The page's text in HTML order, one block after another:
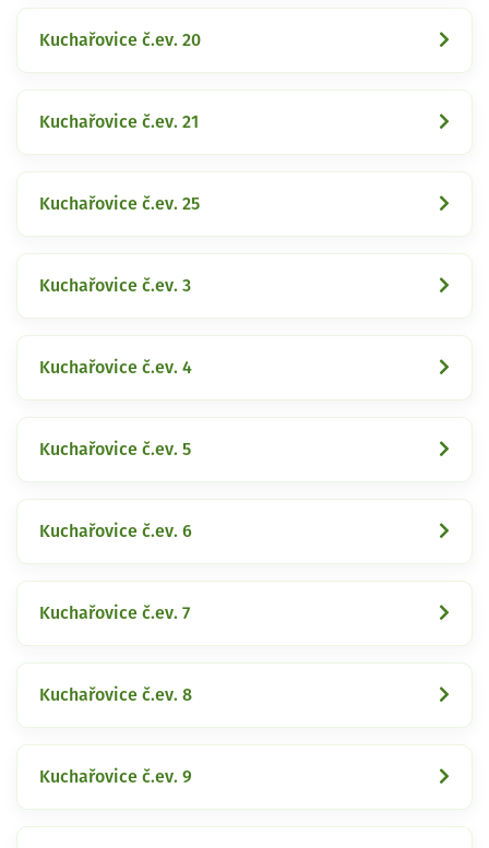
Kuchařovice č.ev. 20
Kuchařovice č.ev. 21
Kuchařovice č.ev. 25
Kuchařovice č.ev. 3
Kuchařovice č.ev. 4
Kuchařovice č.ev. 5
Kuchařovice č.ev. 6
Kuchařovice č.ev. 7
Kuchařovice č.ev. 8
Kuchařovice č.ev. 9